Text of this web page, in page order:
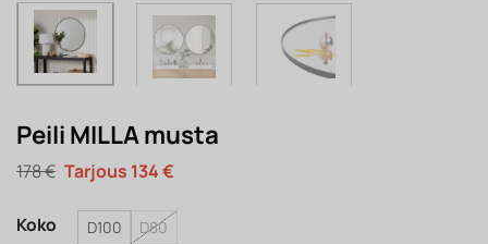
Peili MILLA musta
178€ Alkuperäinen
hinta
oli:
178 €.
134€Nykyinen
134 €.
Koko D100 D80